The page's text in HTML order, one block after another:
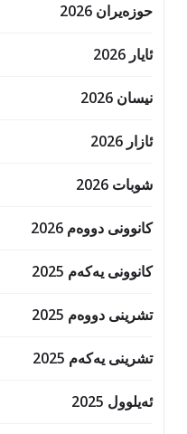
حوزه‌یران 2026
ئایار 2026
نیسان 2026
ئازار 2026
شوبات 2026
کانوونی دووەم 2026
کانوونی یەکەم 2025
تشرینی دووەم 2025
تشرینی یەکەم 2025
ئەیلوول 2025